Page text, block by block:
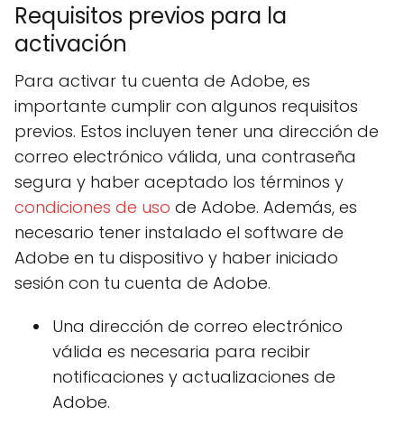
Requisitos previos para la
activación
Para activar tu cuenta de Adobe, es
importante cumplir con algunos requisitos
previos. Estos incluyen tener una dirección de
correo electrónico válida, una contraseña
segura y haber aceptado los términos y
condiciones de uso de Adobe. Además, es
necesario tener instalado el software de
Adobe en tu dispositivo y haber iniciado
sesión con tu cuenta de Adobe.
Una dirección de correo electrónico
válida es necesaria para recibir
notificaciones y actualizaciones de
Adobe.